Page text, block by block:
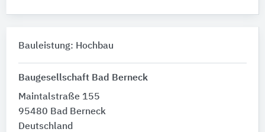
Bauleistung: Hochbau
Baugesellschaft Bad Berneck
Maintalstraße 155
95480 Bad Berneck
Deutschland